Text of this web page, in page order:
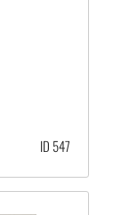
ID 547